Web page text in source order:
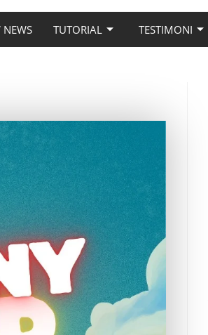
TUTORIAL TESTIMONI